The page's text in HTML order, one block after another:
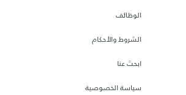
الوظائف
الشروط والأحكام
ابحث عنا
سياسة الخصوصية